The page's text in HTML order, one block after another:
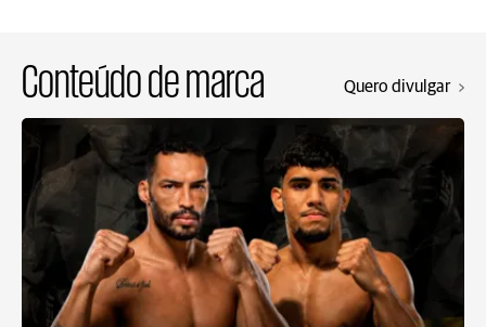
Conteúdo de marca Quero divulgar